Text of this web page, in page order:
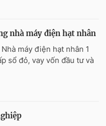
nhà máy điện hạt nhân
máy điện hạt nhân 1
sổ đỏ, vay vốn đầu tư và